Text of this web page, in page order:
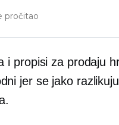
pročitao
i propisi za prodaju
jer se jako